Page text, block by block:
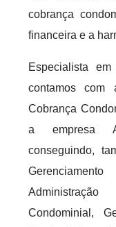
cobrança
financeira e a
Especialista
contamos com
Cobrança
a empresa
conseguindo,
Condominial,